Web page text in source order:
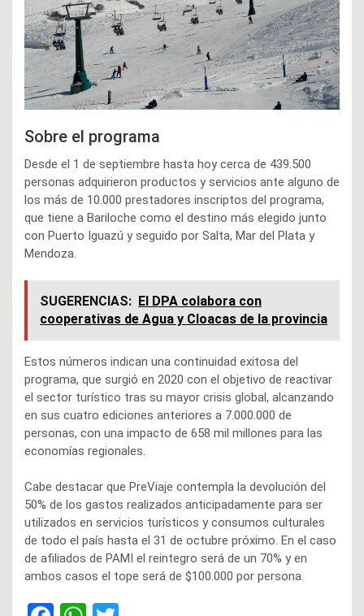
Sobre el programa
Desde el 1 de septiembre hasta hoy cerca de 439.500
personas adquirieron productos y servicios ante alguno de
los más de 10.000 prestadores inscriptos del programa,
que tiene a Bariloche como el destino más elegido junto
con Puerto Iguazú y seguido por Salta, Mar del Plata y
Mendoza.
SUGERENCIAS: El DPA colabora con
cooperativas de Agua y Cloacas de la provincia
Estos números indican una continuidad exitosa del
programa, que surgió en 2020 con el objetivo de reactivar
el sector turístico tras su mayor crisis global, alcanzando
en sus cuatro ediciones anteriores a 7.000.000 de
personas, con una impacto de 658 mil millones para las
economías regionales.
Cabe destacar que PreViaje contempla la devolución del
50% de los gastos realizados anticipadamente para ser
utilizados en servicios turísticos y consumos culturales
de todo el país hasta el 31 de octubre próximo. En el caso
de afiliados de PAMI el reintegro será de un 70% y en
ambos casos el tope será de $100.000 por persona.